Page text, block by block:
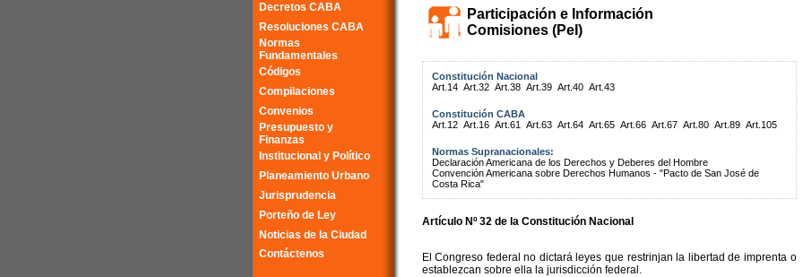
Decretos CABA
Resoluciones CABA
Normas
Fundamentales
Códigos
Compilaciones
Convenios
Presupuesto y
Finanzas
Institucional y Político
Planeamiento Urbano
Jurisprudencia
Porteño de Ley
Noticias de la Ciudad
Contáctenos
Participación e Información
Comisiones (PeI)
Constitución Nacional
Art.14 Art.32 Art.38 Art.39 Art.40 Art.43
Constitución CABA
Art.12 Art.16 Art.61 Art.63 Art.64 Art.65 Art.66 Art.67 Art.80 Art.89 Art.105
Normas Supranacionales:
Declaración Americana de los Derechos y Deberes del Hombre
Convención Americana sobre Derechos Humanos - "Pacto de San José de
Costa Rica"
Artículo Nº 32 de la Constitución Nacional
El Congreso federal no dictará leyes que restrinjan la libertad de imprenta o
establezcan sobre ella la jurisdicción federal.